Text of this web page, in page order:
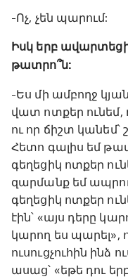
-Ոչ, չեն պարում:
Իսկ երբ
թատրո՞ն:
-Ես մի ամբողջ
վատ ոտքեր ունեմ,
ու որ ճիշտ
Հետո գալիս եմ
գեղեցիկ ոտքեր
զարմանք եմ
գեղեցիկ ոտքեր
էին՝ «այս դերը
կարող ես պարել»,
ուսուցչուհին ինձ
ասաց՝ «եթե դու